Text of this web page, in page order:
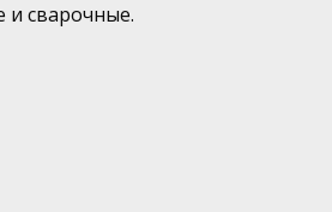
и сварочные.